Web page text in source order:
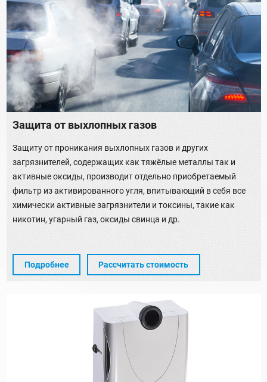
Защита от выхлопных газов
Защиту от проникания выхлопных газов и других
загрязнителей, содержащих как тяжёлые металлы так и
активные оксиды, производит отдельно приобретаемый
фильтр из активированного угля, впитывающий в себя все
химически активные загрязнители и токсины, такие как
никотин, угарный газ, оксиды свинца и др.
Подробнее Рассчитать стоимость